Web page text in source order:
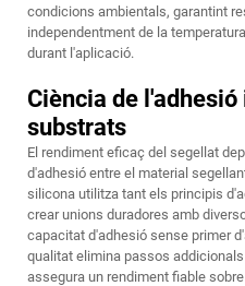
condicions ambientals, garantint
independentment de la
durant l'aplicació.
Ciència de
substrats
El rendiment eficaç del segellat
d'adhesió entre el material
silicona utilitza tant els principis
crear unions duradores amb
capacitat d'adhesió sense primer
qualitat elimina passos
assegura un rendiment fiable